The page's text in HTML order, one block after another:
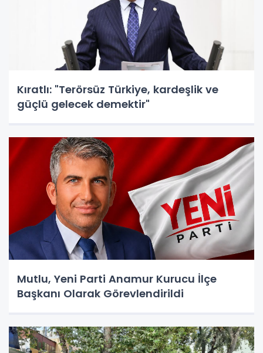
Kıratlı: "Terörsüz Türkiye, kardeşlik ve
güçlü gelecek demektir"
Mutlu, Yeni Parti Anamur Kurucu İlçe
Başkanı Olarak Görevlendirildi